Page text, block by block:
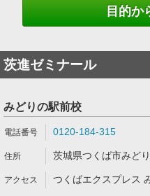
目的か
茨進ゼミナール
みどりの駅前校
0120-184-315
茨城県つくば市みど
つくばエクスプレス